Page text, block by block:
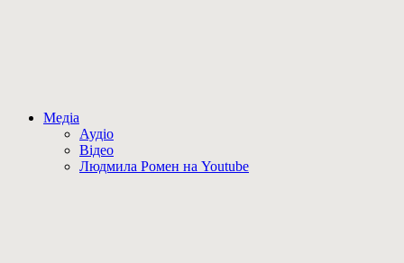
Медіа
Аудіо
Відео
Людмила Ромен на Youtube